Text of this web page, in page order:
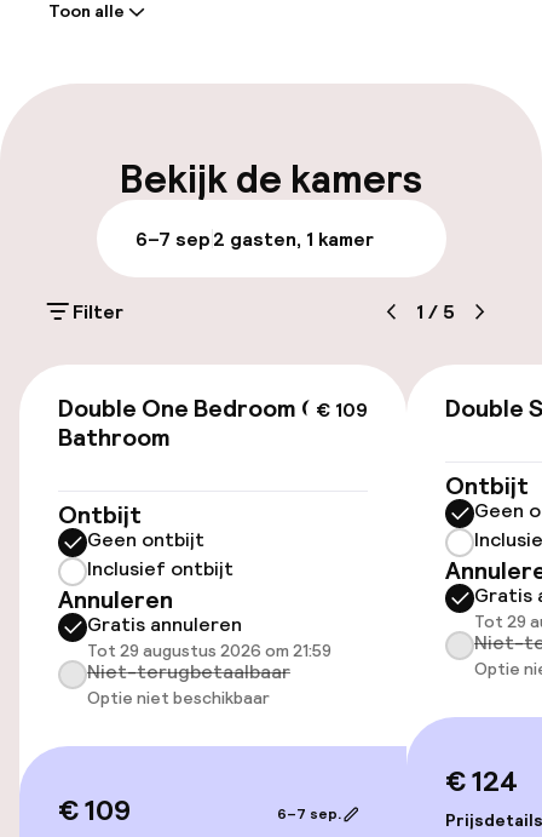
SZ19000143
Meertalige medewerkers
Parkeren & mobiliteit
Parkeergelegenheid op eigen terrein
(buiten)
Openbaar parkeren
Transferservice
Toegankelijkheid
Lift
Entertainment
Gratis wifi
Toon alle
Bekijk de kamers
6–7 sep2 gasten, 1 kamer
Filter 1 / 5
€ 109
Double One Bedroom One
Bathroom
Ontbijt
Geen ontbijt
Inclusief ontbijt
Annuleren
Gratis annuleren
Tot 29 augustus 2026 om 21:59
Niet-terugbetaalbaar
Optie niet beschikbaar
€ 109 6–7 sep.
Double
Ontbijt
Geen
Gratis
Tot 29
Niet-
Optie
€ 124
Prijsdetails